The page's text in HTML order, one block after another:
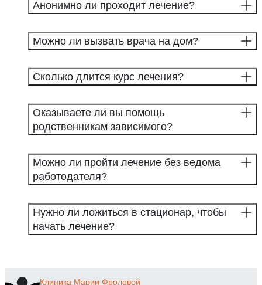
Анонимно ли проходит лечение?
Можно ли вызвать врача на дом?
Сколько длится курс лечения?
Оказываете ли вы помощь
родственникам зависимого?
Можно ли пройти лечение без ведома
работодателя?
Нужно ли ложиться в стационар, чтобы
начать лечение?
Клиника Марии Фроловой